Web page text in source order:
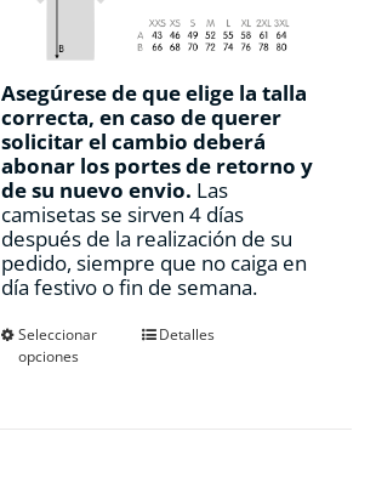
Asegúrese de que elige la talla
correcta, en caso de querer
solicitar el cambio deberá
abonar los portes de retorno y
de su nuevo envio. Las
camisetas se sirven 4 días
después de la realización de su
pedido, siempre que no caiga en
día festivo o fin de semana.
Seleccionar
opciones
EsteDetalles